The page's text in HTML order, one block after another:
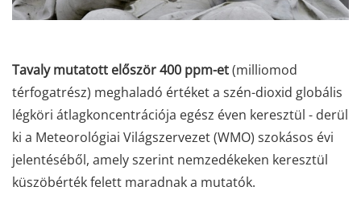
Tavaly mutatott először 400 ppm-et(milliomod
térfogatrész) meghaladó értéket a szén-dioxid globális
légköri átlagkoncentrációja egész éven keresztül - derül
ki a Meteorológiai Világszervezet (WMO) szokásos évi
jelentéséből, amely szerint nemzedékeken keresztül
küszöbérték felett maradnak a mutatók.